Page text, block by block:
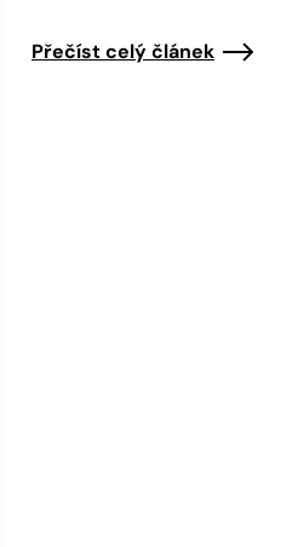
Přečíst celý článek